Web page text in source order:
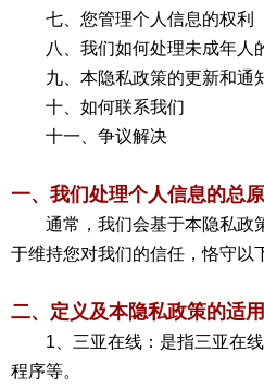
七、您管理个人信息的权利
八、我们如何处理未成年人
九、本隐私政策的更新和通
十、如何联系我们
十一、争议解决
一、我们处理个人信息的总
通常，我们会基于本隐私政
于维持您对我们的信任，恪守以
二、定义及本隐私政策的适
1、三亚在线：是指三亚在
程序等。